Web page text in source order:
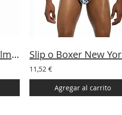
Suspensorio Las Palmas 4 colores
11,52 €
Agregar al carrito